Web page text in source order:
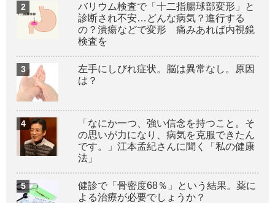
バリウム検査で「十二指腸球部変形」と
診断され不安…どんな病気？進行する
の？潰瘍などで変形 痛みあれば内視鏡
検査を
左手にしびれ症状。脳は異常なし。原因
は？
「なにか一つ、強い信念を持つこと。そ
の思いが力になり、病気を克服できたん
です。」江本孟紀さんに聞く「私の健康
法」
健診で「骨密度68％」という結果。薬に
よる治療が必要でしょうか？